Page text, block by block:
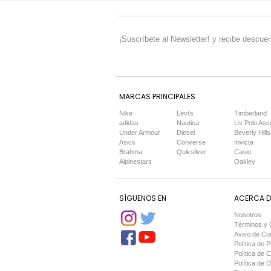
¡Suscríbete al Newsletter! y recibe
MARCAS PRINCIPALES
Nike
adidas
Under Armour
Asics
Brahma
Alpinestars
Levi's
Nautica
Diesel
Converse
Quiksilver
Timberland
Us Polo
Beverly Hills
Invicta
Casio
Oakley
SÍGUENOS EN ACERCA
Nosotros
Términos y
Aviso de
Política de
Política de
Política de